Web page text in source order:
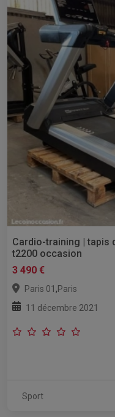
Cardio-training | tapis
t2200 occasion
3 490 €
Paris 01 ,Paris
11 décembre 2021
Sport